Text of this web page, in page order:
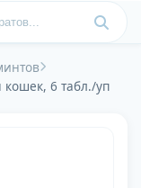
6 табл./уп